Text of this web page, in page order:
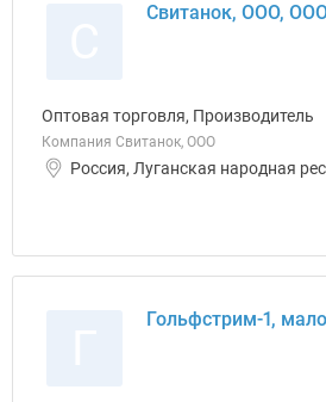
Свитанок, ООО,
Оптовая торговля, Производитель
Компания Свитанок, ООО
Россия, Луганская народная
Гольфстрим-1,